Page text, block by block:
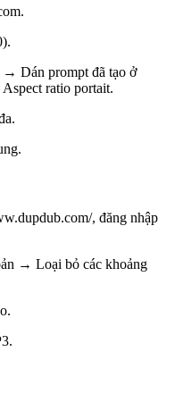
→ Dán prompt đã tạo ở
ratio portait.
, đăng nhập
→ Loại bỏ các khoảng